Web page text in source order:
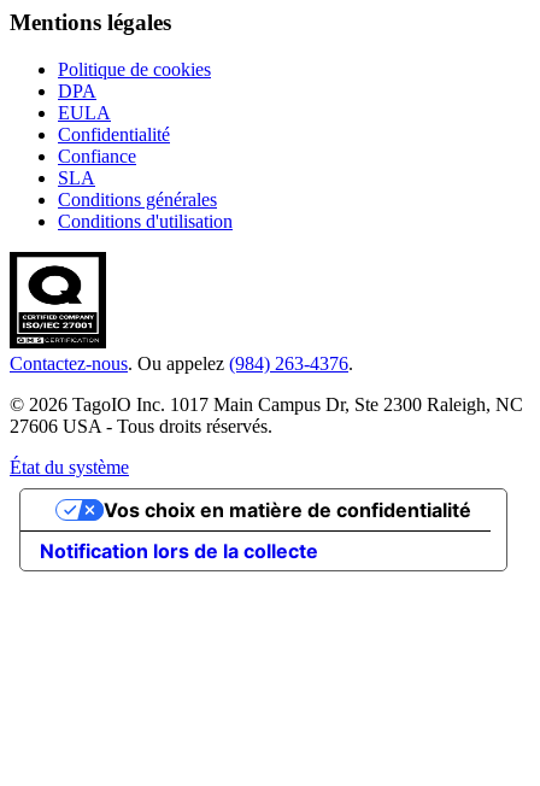
Mentions légales
Politique de cookies
DPA
EULA
Confidentialité
Confiance
SLA
Conditions générales
Conditions d'utilisation
Contactez-nous. Ou appelez (984) 263-4376.
© 2026 TagoIO Inc. 1017 Main Campus Dr, Ste 2300 Raleigh, NC
27606 USA - Tous droits réservés.
État du système
Notification lors de la collecte
Vos choix en matière de confidentialité